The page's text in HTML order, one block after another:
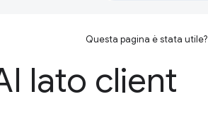
Questa pagina è stata utile?
lato client